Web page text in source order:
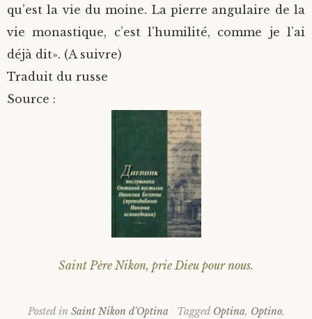
qu’est la vie du moine. La pierre angulaire de la
vie monastique, c’est l’humilité, comme je l’ai
déjà dit». (A suivre)
Traduit du russe
Source :
Saint Père Nikon, prie Dieu pour nous.
Posted in Saint Nikon d'Optina Tagged Optina, Optino,